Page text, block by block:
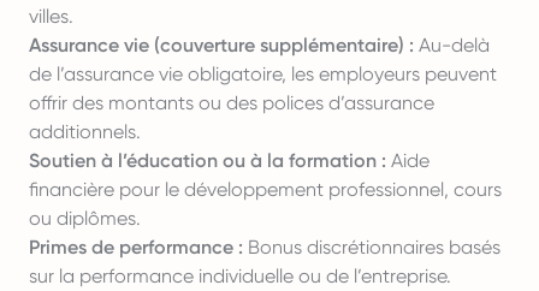
villes.
Assurance vie (couverture supplémentaire) : Au-delà
de l’assurance vie obligatoire, les employeurs peuvent
offrir des montants ou des polices d’assurance
additionnels.
Soutien à l’éducation ou à la formation : Aide
financière pour le développement professionnel, cours
ou diplômes.
Primes de performance : Bonus discrétionnaires basés
sur la performance individuelle ou de l’entreprise.